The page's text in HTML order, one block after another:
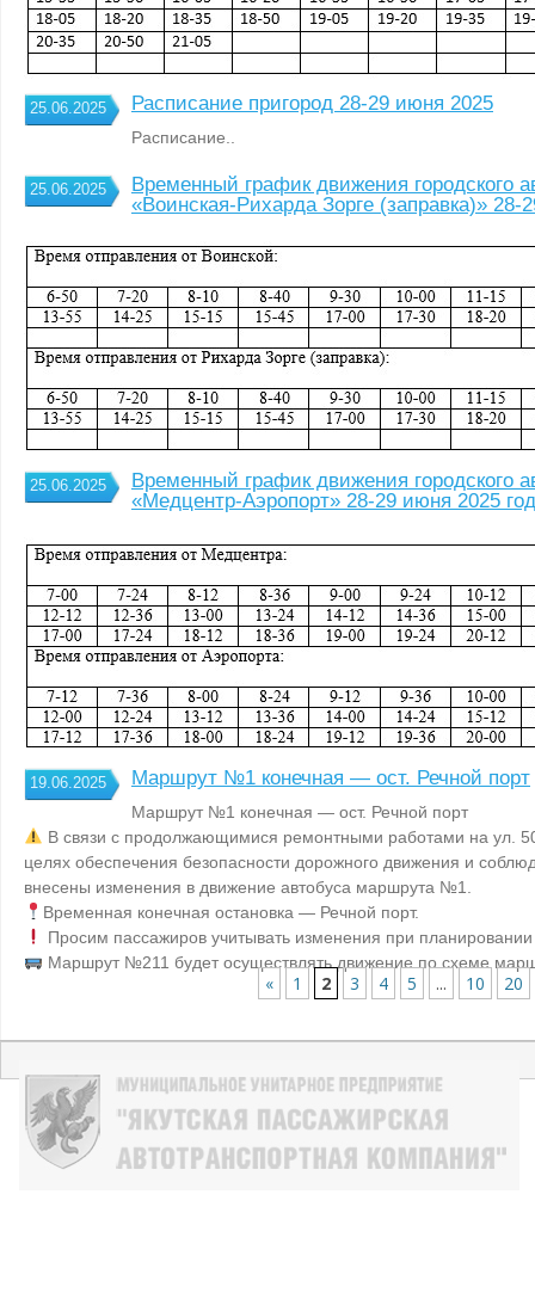
25.06.2025 Расписание пригород 28-29 июня 2025
Расписание..
25.06.2025
Временный график движения городского
«Воинская-Рихарда Зорге (заправка)» 28-
25.06.2025
Временный график движения городского
«Медцентр-Аэропорт» 28-29 июня 2025
19.06.2025 Маршрут №1 конечная — ост. Речной порт
Маршрут №1 конечная — ост. Речной порт
В связи с продолжающимися ремонтными работами на ул.
целях обеспечения безопасности дорожного движения и
внесены изменения в движение автобуса маршрута №1.
Временная конечная остановка — Речной порт.
Просим пассажиров учитывать изменения при
Маршрут №211 будет осуществлять движение по схеме
« 1 2 3 4 5 ... 10 20